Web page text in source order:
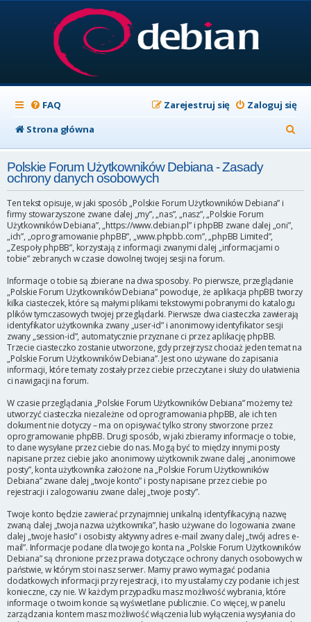
FAQ Zaloguj się
Zarejestruj się
Strona główna
z
k
Polskie Forum Użytkowników Debiana - Zasady
ochrony danych osobowych
Ten tekst opisuje, w jaki sposób „Polskie Forum Użytkowników Debiana” i
firmy stowarzyszone zwane dalej „my”, „nas”, „nasz”, „Polskie Forum
Użytkowników Debiana”, „https://www.debian.pl” i phpBB zwane dalej „oni”,
„ich”, „oprogramowanie phpBB”, „www.phpbb.com”, „phpBB Limited”,
„Zespoły phpBB”, korzystają z informacji zwanymi dalej „informacjami o
tobie” zebranych w czasie dowolnej twojej sesji na forum.
Informacje o tobie są zbierane na dwa sposoby. Po pierwsze, przeglądanie
„Polskie Forum Użytkowników Debiana” powoduje, że aplikacja phpBB tworzy
kilka ciasteczek, które są małymi plikami tekstowymi pobranymi do katalogu
plików tymczasowych twojej przeglądarki. Pierwsze dwa ciasteczka zawierają
identyfikator użytkownika zwany „user-id” i anonimowy identyfikator sesji
zwany „session-id”, automatycznie przyznane ci przez aplikację phpBB.
Trzecie ciasteczko zostanie utworzone, gdy przejrzysz chociaż jeden temat na
„Polskie Forum Użytkowników Debiana”. Jest ono używane do zapisania
informacji, które tematy zostały przez ciebie przeczytane i służy do ułatwienia
ci nawigacji na forum.
W czasie przeglądania „Polskie Forum Użytkowników Debiana” możemy też
utworzyć ciasteczka niezależne od oprogramowania phpBB, ale ich ten
dokument nie dotyczy – ma on opisywać tylko strony stworzone przez
oprogramowanie phpBB. Drugi sposób, w jaki zbieramy informacje o tobie,
to dane wysyłane przez ciebie do nas. Mogą być to między innymi posty
napisane przez ciebie jako anonimowy użytkownik zwane dalej „anonimowe
posty”, konta użytkownika założone na „Polskie Forum Użytkowników
Debiana” zwane dalej „twoje konto” i posty napisane przez ciebie po
rejestracji i zalogowaniu zwane dalej „twoje posty”.
Twoje konto będzie zawierać przynajmniej unikalną identyfikacyjną nazwę
zwaną dalej „twoja nazwa użytkownika”, hasło używane do logowania zwane
dalej „twoje hasło” i osobisty aktywny adres e-mail zwany dalej „twój adres e-
mail”. Informacje podane dla twojego konta na „Polskie Forum Użytkowników
Debiana” są chronione przez prawa dotyczące ochrony danych osobowych w
państwie, w którym stoi nasz serwer. Mamy prawo wymagać podania
dodatkowych informacji przy rejestracji, i to my ustalamy czy podanie ich jest
konieczne, czy nie. W każdym przypadku masz możliwość wybrania, które
informacje o twoim koncie są wyświetlane publicznie. Co więcej, w panelu
zarządzania kontem masz możliwość włączenia lub wyłączenia wysyłania do